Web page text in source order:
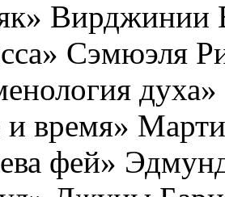
Вирджинии
Сэмюэля
духа»
время»
фей»